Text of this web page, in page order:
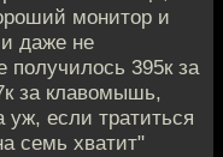
монитор и
даже не
получилось 395к за
за клавомышь,
уж, если тратиться
семь хватит"